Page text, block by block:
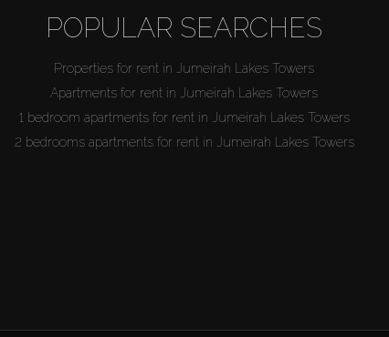
RECHERCHES POPULAIRES
Propriétés à louer en Jumeirah Lakes Towers
Appartements à louer en Jumeirah Lakes Towers
1-chambre appartements à louer à Jumeirah Lakes Towers
2-chambre appartements à louer à Jumeirah Lakes Towers